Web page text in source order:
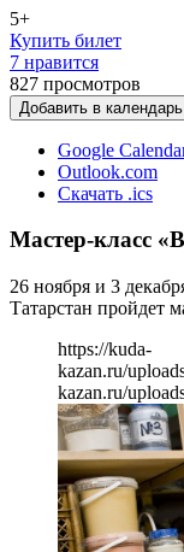
5+
Купить билет
7 нравится
827 просмотров
Добавить в календарь
Google
Outlook.com
Скачать .ics
Мастер-класс
26 ноября и 3
Татарстан пройдет
https://kuda-
kazan.ru/
kazan.ru/